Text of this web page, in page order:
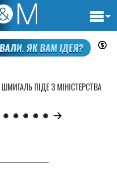
ПІДЕ З МІНІСТЕРСТВА